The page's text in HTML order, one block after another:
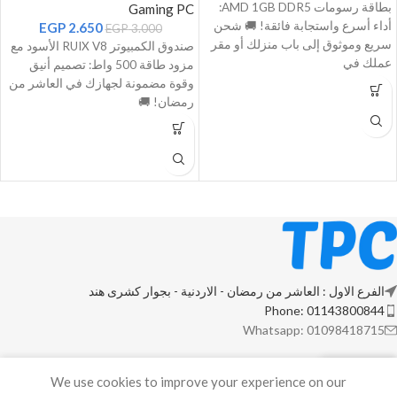
بطاقة رسومات AMD 1GB DDR5:
أداء أسرع واستجابة فائقة! 🚚 شحن
سريع وموثوق إلى باب منزلك أو مقر
عملك في
Gaming PC
EGP3.000
EGP2.650
صندوق الكمبيوتر RUIX V8 الأسود مع
مزود طاقة 500 واط: تصميم أنيق
وقوة مضمونة لجهازك في العاشر من
رمضان! 🚚
الفرع الاول : العاشر من رمضان - الاردنية - بجوار كشرى هند
Phone: 01143800844
Whatsapp: 01098418715
We use cookies to improve your experience on our